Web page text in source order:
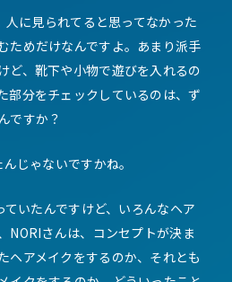
人に見られてると思ってなかった
ためだけなんですよ。あまり派手
ど、靴下や小物で遊びを入れるの
部分をチェックしているのは、ず
ですか？
じゃないですかね。
ていたんですけど、いろんなヘア
NORIさんは、コンセプトが決ま
ヘアメイクをするのか、それとも